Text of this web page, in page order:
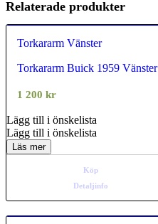
Relaterade produkter
Torkararm Vänster
Torkararm Buick 1959 Vänster
1 200 kr
Lägg till i önskelista
Lägg till i önskelista
Läs mer
Köp
Detaljinfo